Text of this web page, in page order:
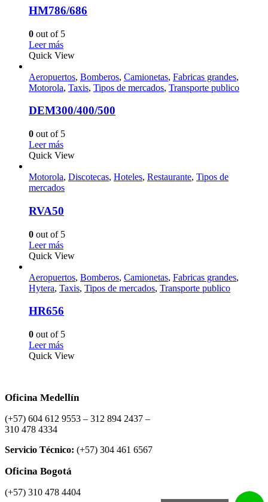
HM786/686
0 out of 5
Leer más
Quick View
Aeropuertos, Bomberos, Camionetas, Fabricas grandes,
Motorola, Taxis, Tipos de mercados, Transporte publico
DEM300/400/500
0 out of 5
Leer más
Quick View
Motorola, Discotecas, Hoteles, Restaurante, Tipos de
mercados
RVA50
0 out of 5
Leer más
Quick View
Aeropuertos, Bomberos, Camionetas, Fabricas grandes,
Hytera, Taxis, Tipos de mercados, Transporte publico
HR656
0 out of 5
Leer más
Quick View
Oficina Medellín
(+57) 604 612 9553 – 312 894 2437 –
310 478 4334
Servicio Técnico: (+57) 304 461 6567
Oficina Bogotá
(+57) 310 478 4404